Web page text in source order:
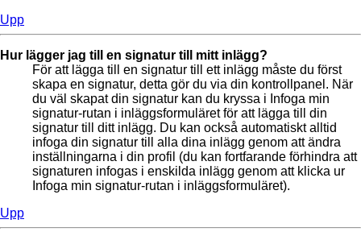
Upp
Hur lägger jag till en signatur till mitt inlägg?
För att lägga till en signatur till ett inlägg måste du först
skapa en signatur, detta gör du via din kontrollpanel. När
du väl skapat din signatur kan du kryssa i Infoga min
signatur-rutan i inläggsformuläret för att lägga till din
signatur till ditt inlägg. Du kan också automatiskt alltid
infoga din signatur till alla dina inlägg genom att ändra
inställningarna i din profil (du kan fortfarande förhindra att
signaturen infogas i enskilda inlägg genom att klicka ur
Infoga min signatur-rutan i inläggsformuläret).
Upp